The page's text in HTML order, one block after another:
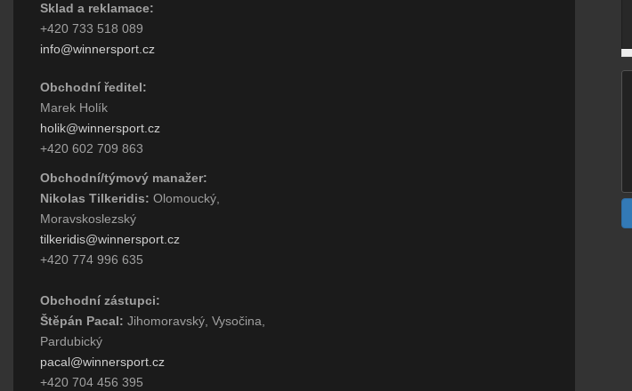
Sklad a reklamace:
+420 733 518 089
info@winnersport.cz
Obchodní ředitel:
Marek Holík
holik@winnersport.cz
+420 602 709 863
Obchodní/týmový manažer:
Nikolas Tilkeridis: Olomoucký,
Moravskoslezský
tilkeridis@winnersport.cz
+420 774 996 635
Obchodní zástupci:
Štěpán Pacal: Jihomoravský, Vysočina,
Pardubický
pacal@winnersport.cz
+420 704 456 395